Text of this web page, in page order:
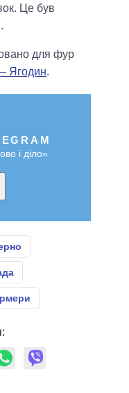
Це був
для фур
Ягодин.
і діло»